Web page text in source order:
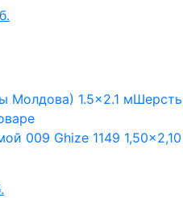
Молдова) 1.5x2.1 мШерсть
009 Ghize 1149 1,50×2,10